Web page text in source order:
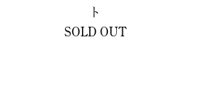
ト
SOLD OUT